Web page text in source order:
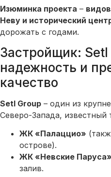
Изюминка проекта –
Неву и исторический
дорожать с годами.
Застройщик: Setl
надежность и
качество
Setl Group – один из
Северо-Запада, известный
ЖК «Палаццио»
острове).
ЖК «Невские Паруса»
залив.